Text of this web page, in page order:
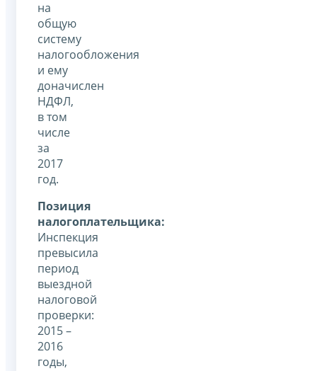
на
общую
систему
налогообложения
и ему
доначислен
НДФЛ,
в том
числе
за
2017
год.
Позиция
налогоплательщика:
Инспекция
превысила
период
выездной
налоговой
проверки:
2015 –
2016
годы,